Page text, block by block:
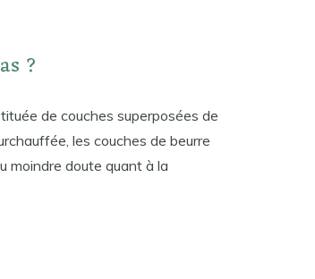
?
de couches superposées de
les couches de beurre
moindre doute quant à la